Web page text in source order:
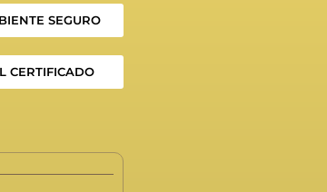
SEGURO
CERTIFICADO